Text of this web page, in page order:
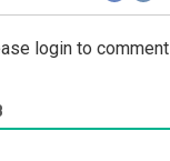
login to comment